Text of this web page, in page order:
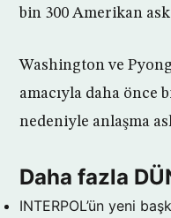
bin 300 Amerikan
Washington ve
amacıyla daha önce
nedeniyle anlaşma
Daha fazla
INTERPOL’ün yeni